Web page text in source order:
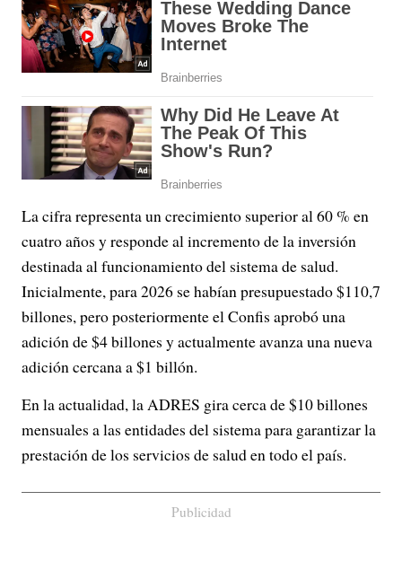
La cifra representa un crecimiento superior al 60 % en
cuatro años y responde al incremento de la inversión
destinada al funcionamiento del sistema de salud.
Inicialmente, para 2026 se habían presupuestado $110,7
billones, pero posteriormente el Confis aprobó una
adición de $4 billones y actualmente avanza una nueva
adición cercana a $1 billón.
En la actualidad, la ADRES gira cerca de $10 billones
mensuales a las entidades del sistema para garantizar la
prestación de los servicios de salud en todo el país.
Publicidad